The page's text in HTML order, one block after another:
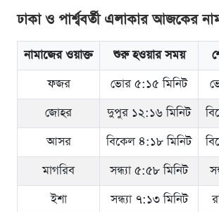
ঢাকা ও পার্শ্ববর্তী এলাকার আজকের
নামাজের ওয়াক্ত শুরু হওয়ার সময়
ফজর
ভোর ৫:১৫ মিনিট
জোহর
দুপুর ১২:১৬ মিনিট
আসর
বিকেল ৪:১৮ মিনিট
মাগরিব
সন্ধ্যা ৫:৫৮ মিনিট
ইশা
সন্ধ্যা ৭:১৩ মিনিট